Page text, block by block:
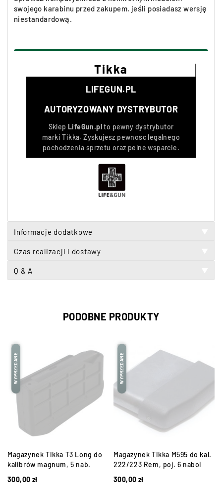
swojego karabinu przed zakupem, jeśli posiadasz wersję
niestandardową.
Tikka
LIFEGUN.PL
AUTORYZOWANY DYSTRYBUTOR
Sklep LifeGun.pl to pewny dystrybutor
markiTikka. Zyskujesz pewnosc legalnego
pochodzenia sprzetu oraz pelne wsparcie.
Informacje dodatkowe
Czas realizacji i dostawy
Q & A
PODOBNE PRODUKTY
WYPRZEDANE
Magazynek Tikka T3 Long do
kalibrów magnum, 5 nab.
300,00 zł
WYPRZEDANE
Magazynek Tikka M595 do kal.
222/223 Rem, poj. 6 naboi
300,00 zł